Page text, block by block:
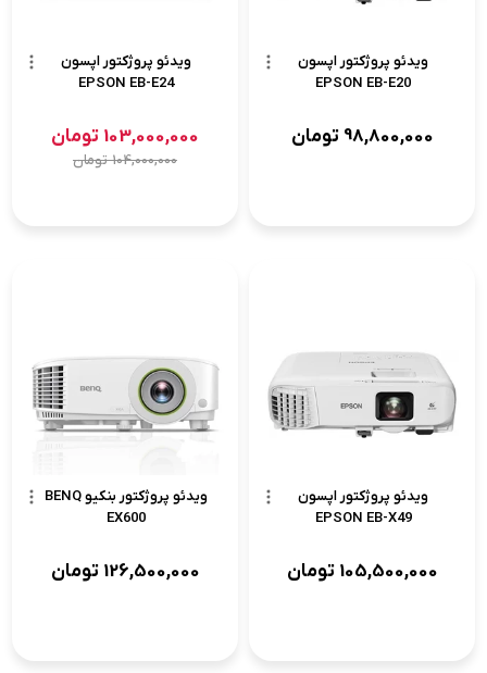
ویدئو پروژکتور اپسون
EPSON EB-E20
98,800,000 تومان
ویدئو پروژکتور اپسون
EPSON EB-E24
103,000,000 تومان
104,000,000تومان
ویدئو پروژکتور اپسون
EPSON EB-X49
105,500,000 تومان
ویدئو پروژکتور بنکیو BENQ
EX600
126,500,000 تومان